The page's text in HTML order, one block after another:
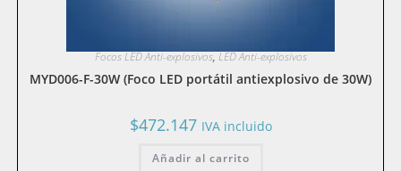
Focos LED Anti-explosivos,LED Anti-explosivos
MYD006-F-30W (Foco LED portátil antiexplosivo de 30W)
$472.147 IVA incluido
Añadir al carrito